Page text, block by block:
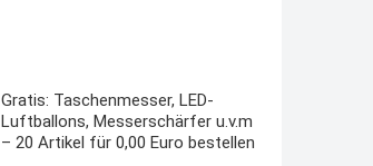
Gratis: Taschenmesser, LED-
Luftballons, Messerschärfer u.v.m
– 20 Artikel für 0,00 Euro bestellen